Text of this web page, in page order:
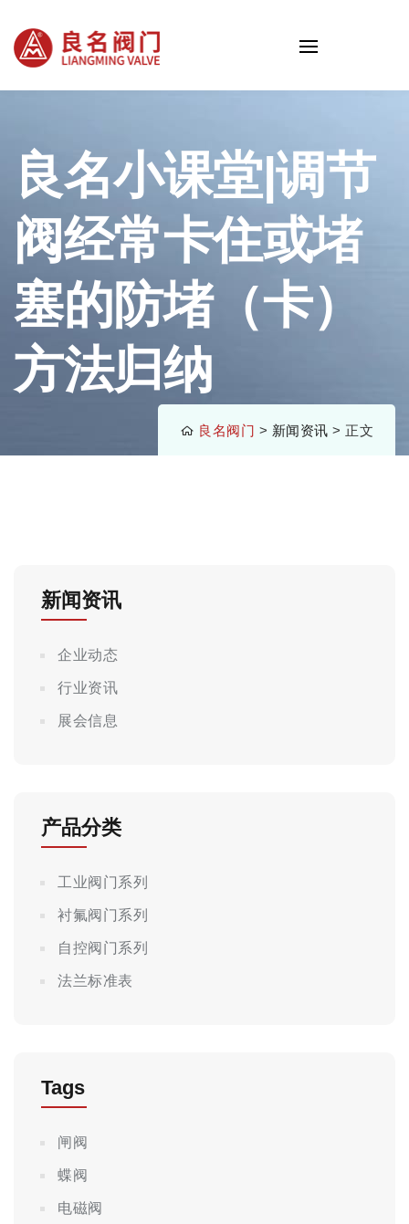
良名小课堂|调节
阀经常卡住或堵
塞的防堵（卡）
方法归纳
良名阀门 > 新闻资讯 > 正文
新闻资讯
企业动态
行业资讯
展会信息
产品分类
工业阀门系列
衬氟阀门系列
自控阀门系列
法兰标准表
Tags
闸阀
蝶阀
电磁阀